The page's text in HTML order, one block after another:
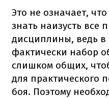
Это не означает,
знать наизусть
дисциплины, ведь в
фактически набор
слишком общих,
для практического
боя. Поэтому